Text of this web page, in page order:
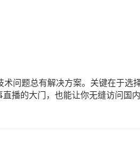
问题总有解决方案。关键在于选
播的大门，也能让你无缝访问国